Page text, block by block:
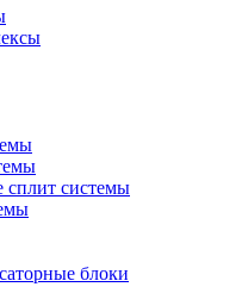
сплит системы
блоки